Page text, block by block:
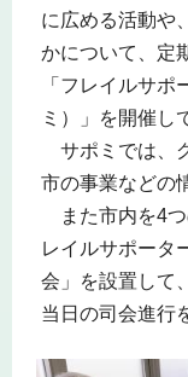
に広める活動や
かについて、定
「フレイルサ
ミ）」を開催し
サポミでは、
市の事業などの
また市内を4つ
レイルサポータ
会」を設置して
当日の司会進行